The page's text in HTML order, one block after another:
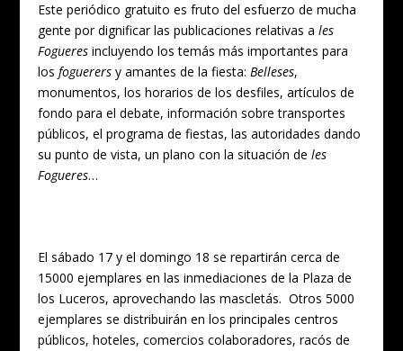
Este periódico gratuito es fruto del esfuerzo de mucha
gente por dignificar las publicaciones relativas ales
Fogueres incluyendo los temás más importantes para
losfoguerers y amantes de la fiesta:Belleses,
monumentos, los horarios de los desfiles, artículos de
fondo para el debate, información sobre transportes
públicos, el programa de fiestas, las autoridades dando
su punto de vista, un plano con la situación deles
Fogueres…
El sábado 17 y el domingo 18 se repartirán cerca de
15000 ejemplares en las inmediaciones de la Plaza de
los Luceros, aprovechando las mascletás. Otros 5000
ejemplares se distribuirán en los principales centros
públicos, hoteles, comercios colaboradores, racós de